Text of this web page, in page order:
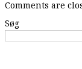
Comments are
Søg